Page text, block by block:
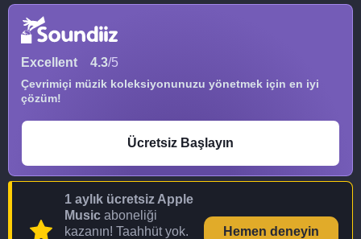
Excellent 4.3/5
Çevrimiçi müzik koleksiyonunuzu yönetmek için en iyi
çözüm!
Ücretsiz Başlayın
1 aylık ücretsiz Apple
Music aboneliği
kazanın! Taahhüt yok.
Hemen deneyin